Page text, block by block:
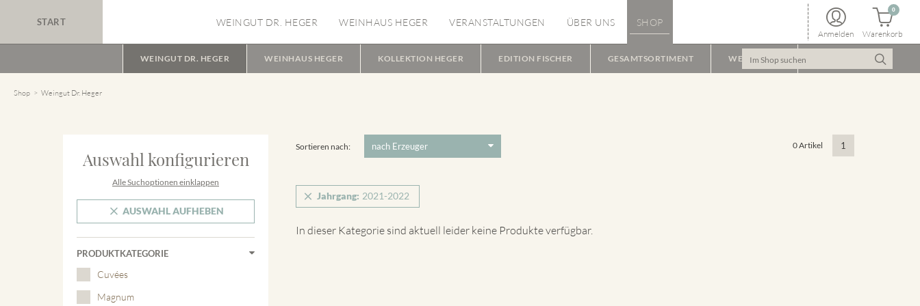
START WEINGUT DR. HEGER WEINHAUS HEGER VERANSTALTUNGEN ÜBER UNS SHOP
Anmelden Warenkorb
0
WEINGUT DR. HEGER WEINHAUS HEGER KOLLEKTION HEGER EDITION FISCHER GESAMTSORTIMENT WEINPAKET
Shop Weingut Dr. Heger
Auswahl konfigurieren
Alle Suchoptionen einklappen
AUSWAHL AUFHEBEN
PRODUKTKATEGORIE
Cuvées
Magnum
Sortieren nach: 0 Artikel 1
Jahrgang: 2021-2022
In dieser Kategorie sind aktuell leider keine Produkte verfügbar.